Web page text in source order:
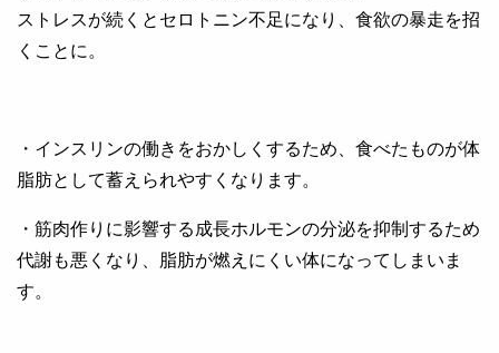
ストレスが続くとセロトニン不足になり、食欲の暴走を招
くことに。
・インスリンの働きをおかしくするため、食べたものが体
脂肪として蓄えられやすくなります。
・筋肉作りに影響する成長ホルモンの分泌を抑制するため
代謝も悪くなり、脂肪が燃えにくい体になってしまいま
す。